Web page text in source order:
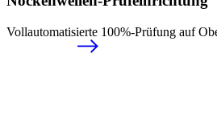
Vollautomatisierte 100%-Prüfung auf